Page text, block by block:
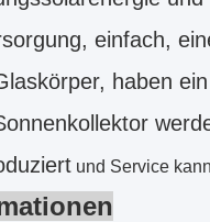
einfach,
körper, haben
und Service